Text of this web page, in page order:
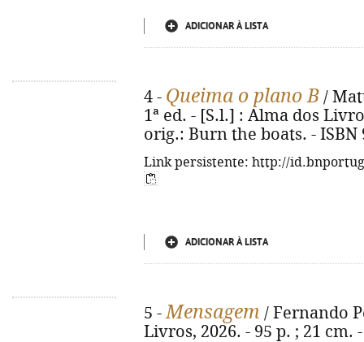
ADICIONAR À LISTA
4 - Queima o plano B /
1ª ed. - [S.l.] : Alma dos
orig.: Burn the boats. - ISBN
Link persistente: http://
ADICIONAR À LISTA
5 -Mensagem / Fernando
Livros, 2026. - 95 p. ; 21 cm.